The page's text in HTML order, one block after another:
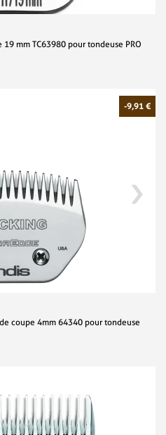
19 mm TC63980 pour tondeuse PRO
-9,91 €
coupe 4mm 64340 pour tondeuse